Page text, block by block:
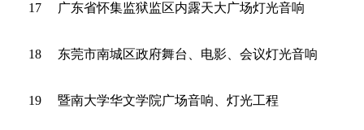
17 广东省怀集监狱监区内露天大广场灯光音响
18 东莞市南城区政府舞台、电影、会议灯光音响
19 暨南大学华文学院广场音响、灯光工程